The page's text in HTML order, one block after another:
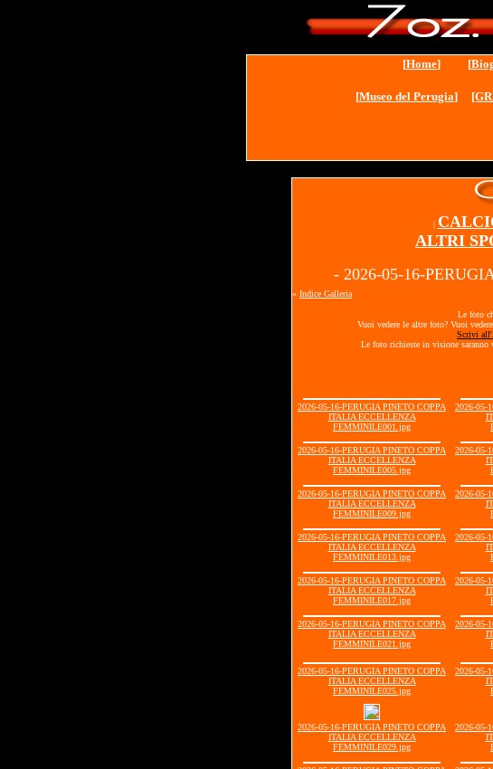
[Home] [
[Museo del Perugia]
|
ALTRI
- 2026-05-16-
« Indice Galleria
Le foto
Vuoi vedere le altre foto? Vuoi
Scrivi
Le foto richieste in visione
2026-05-16-PERUGIA PINETO COPPA
ITALIA ECCELLENZA
FEMMINILE001.jpg
2026-05-
2026-05-16-PERUGIA PINETO COPPA
ITALIA ECCELLENZA
FEMMINILE005.jpg
2026-05-
2026-05-16-PERUGIA PINETO COPPA
ITALIA ECCELLENZA
FEMMINILE009.jpg
2026-05-
2026-05-16-PERUGIA PINETO COPPA
ITALIA ECCELLENZA
FEMMINILE013.jpg
2026-05-
2026-05-16-PERUGIA PINETO COPPA
ITALIA ECCELLENZA
FEMMINILE017.jpg
2026-05-
2026-05-16-PERUGIA PINETO COPPA
ITALIA ECCELLENZA
FEMMINILE021.jpg
2026-05-
2026-05-16-PERUGIA PINETO COPPA
ITALIA ECCELLENZA
FEMMINILE025.jpg
2026-05-
2026-05-16-PERUGIA PINETO COPPA
ITALIA ECCELLENZA
FEMMINILE029.jpg
2026-05-